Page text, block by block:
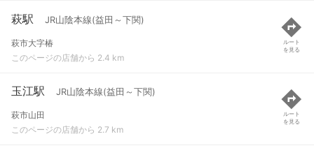
萩駅 JR山陰本線(益田～下関)
萩市大字椿
このページの店舗から 2.4 km
ルート
を見る
玉江駅 JR山陰本線(益田～下関)
萩市山田
このページの店舗から 2.7 km
ルート
を見る